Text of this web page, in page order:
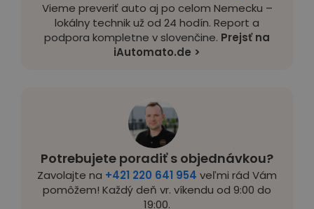
Potrebujete poradiť s objednávkou?
Zavolajte na +421 220 641 954 veľmi rád Vám
pomôžem! Každý deň vr. víkendu od 9:00 do
19:00.
Vieme preveriť auto aj po celom Nemecku –
lokálny technik už od 24 hodín. Report a
podpora kompletne v slovenčine. Prejsť na
iAutomato.de >